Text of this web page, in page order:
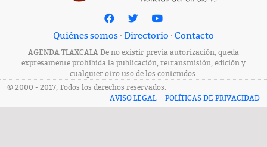
Quiénes somos · Directorio · Contacto
AGENDA TLAXCALA De no existir previa autorización, queda
expresamente prohibida la publicación, retransmisión, edición y
cualquier otro uso de los contenidos.
© 2000 - 2017, Todos los derechos reservados.
AVISO LEGAL
POLÍTICAS DE PRIVACIDAD